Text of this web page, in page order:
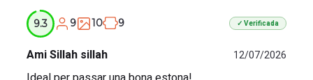
9.3 9 10 9 ✓ Verificada
Ami Sillah sillah 12/07/2026